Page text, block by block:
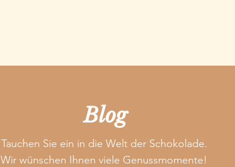
Blog
Tauchen Sie ein in die Welt der Schokolade.
Wir wünschen Ihnen viele Genussmomente!